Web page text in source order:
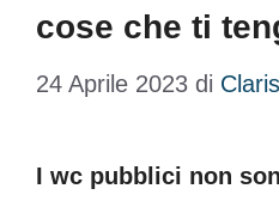
cose che ti
24 Aprile 2023 di
I wc pubblici non